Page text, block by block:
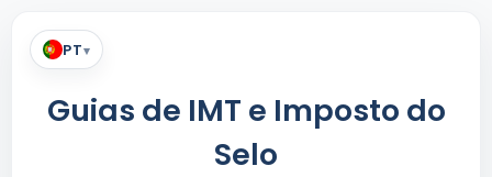
PT▾
Guias de IMT e Imposto do
Selo